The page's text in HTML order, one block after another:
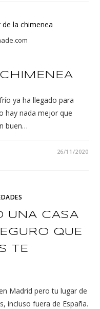
ya ha llegado para
hay nada mejor que
buen…
26/11/2020
UNA CASA
QUE
TE
Madrid pero tu lugar de
incluso fuera de España.